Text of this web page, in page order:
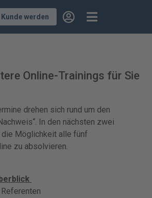
Kunde werden
Online-Trainings für Sie
drehen sich rund um den
In den nächsten zwei
die Möglichkeit alle fünf
zu absolvieren.